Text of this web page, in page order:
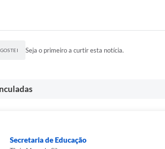
Seja o primeiro a curtir esta notícia.
Secretaria de Educação